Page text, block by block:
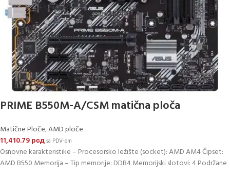
PRIME B550M-A/CSM matična ploča
Matične Ploče,AMD ploče
11,410.79рсдsa PDV-om
Osnovne karakteristike – Procesorsko ležište (socket): AMD AM4 Čipset:
AMD B550 Memorija – Tip memorije: DDR4 Memorijski slotovi: 4 Podržane